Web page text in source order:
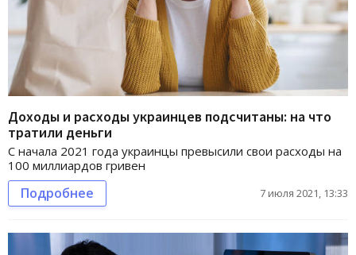
Доходы и расходы украинцев подсчитаны: на что
тратили деньги
С начала 2021 года украинцы превысили свои расходы на
100 миллиардов гривен
Подробнее 7 июля 2021, 13:33